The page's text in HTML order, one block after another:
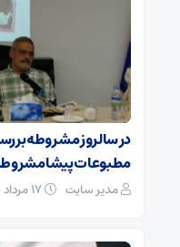
در سالروز مشروطه
مطبوعات
مدیر سایت